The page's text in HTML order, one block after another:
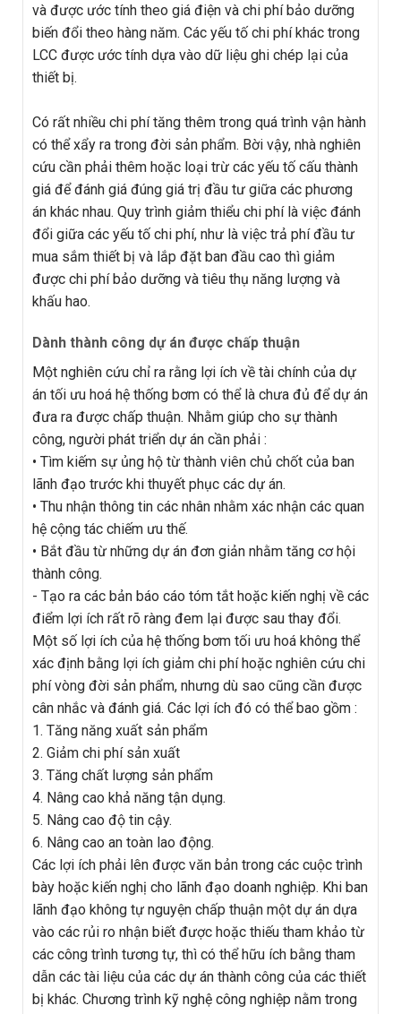
và được ước tính theo giá điện và chi phí bảo dưỡng
biến đổi theo hàng năm. Các yếu tố chi phí khác trong
LCC được ước tính dựa vào dữ liệu ghi chép lại của
thiết bị.
Có rất nhiều chi phí tăng thêm trong quá trình vận hành
có thể xẩy ra trong đời sản phẩm. Bời vậy, nhà nghiên
cứu cần phải thêm hoặc loại trừ các yếu tố cấu thành
giá để đánh giá đúng giá trị đầu tư giữa các phương
án khác nhau. Quy trình giảm thiểu chi phí là việc đánh
đổi giữa các yếu tố chi phí, như là việc trả phí đầu tư
mua sắm thiết bị và lắp đặt ban đầu cao thì giảm
được chi phí bảo dưỡng và tiêu thụ năng lượng và
khấu hao.
Dành thành công dự án được chấp thuận
Một nghiên cứu chỉ ra rằng lợi ích về tài chính của dự
án tối ưu hoá hệ thống bơm có thể là chưa đủ để dự án
đưa ra được chấp thuận. Nhằm giúp cho sự thành
công, người phát triển dự án cần phải :
• Tìm kiếm sự ủng hộ từ thành viên chủ chốt của ban
lãnh đạo trước khi thuyết phục các dự án.
• Thu nhận thông tin các nhân nhằm xác nhận các quan
hệ cộng tác chiếm ưu thế.
• Bắt đầu từ những dự án đơn giản nhằm tăng cơ hội
thành công.
- Tạo ra các bản báo cáo tóm tắt hoặc kiến nghị về các
điểm lợi ích rất rõ ràng đem lại được sau thay đổi.
Một số lợi ích của hệ thống bơm tối ưu hoá không thể
xác định bằng lợi ích giảm chi phí hoặc nghiên cứu chi
phí vòng đời sản phẩm, nhưng dù sao cũng cần được
cân nhắc và đánh giá. Các lợi ích đó có thể bao gồm :
1. Tăng năng xuất sản phẩm
2. Giảm chi phí sản xuất
3. Tăng chất lượng sản phẩm
4. Nâng cao khả năng tận dụng.
5. Nâng cao độ tin cậy.
6. Nâng cao an toàn lao động.
Các lợi ích phải lên được văn bản trong các cuộc trình
bày hoặc kiến nghị cho lãnh đạo doanh nghiệp. Khi ban
lãnh đạo không tự nguyện chấp thuận một dự án dựa
vào các rủi ro nhận biết được hoặc thiếu tham khảo từ
các công trình tương tự, thì có thể hữu ích bằng tham
dẫn các tài liệu của các dự án thành công của các thiết
bị khác. Chương trình kỹ nghệ công nghiệp nằm trong